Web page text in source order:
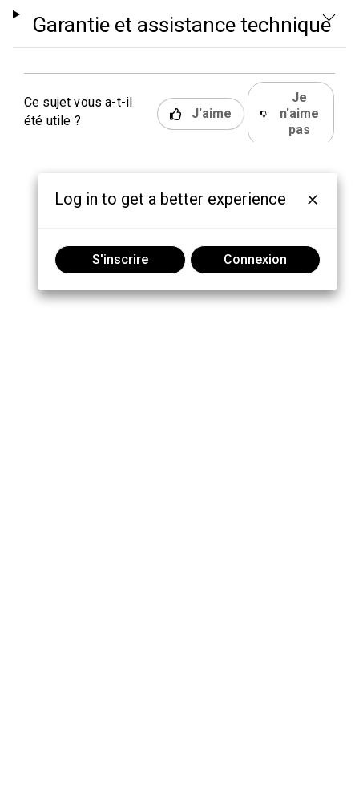
Garantie et assistance technique
Ce sujet vous a-t-il
été utile ?
J'aime
Je
n'aime
pas
Log in to get a better experience
S'inscrire Connexion